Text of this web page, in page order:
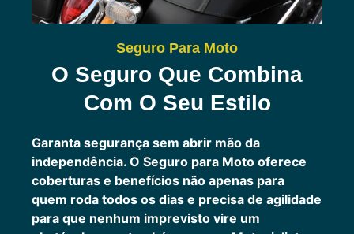
Seguro Para Moto
O Seguro Que Combina
Com O Seu Estilo
Garanta segurança sem abrir mão da
independência. O Seguro para Moto oferece
coberturas e benefícios não apenas para
quem roda todos os dias e precisa de agilidade
para que nenhum imprevisto vire um